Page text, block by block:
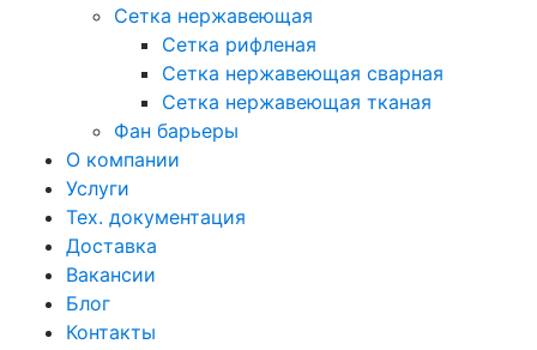
Сетка нержавеющая
Сетка рифленая
Сетка нержавеющая сварная
Сетка нержавеющая тканая
Фан барьеры
О компании
Услуги
Тех. документация
Доставка
Вакансии
Блог
Контакты